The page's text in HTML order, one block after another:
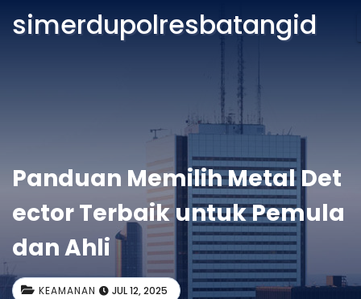
simerdupolresbatangid
Panduan Memilih Metal Det
ector Terbaik untuk Pemula
dan Ahli
KEAMANAN JUL 12, 2025